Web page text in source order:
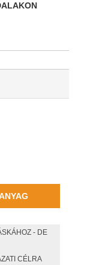
- DE
CÉLRA